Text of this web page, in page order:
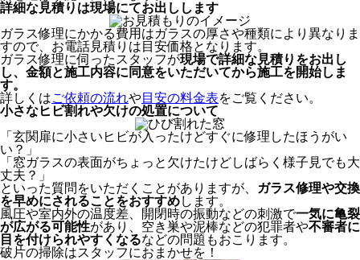
詳細な見積りは現場にてお出しします
ガラス修理にかかる費用はガラスの厚さや種類により異なりま
すので、お電話見積りは目安価格となります。
ガラス修理に伺ったスタッフが現場で詳細な見積りをお出し
し、 金額と施工内容に同意をいただいてから施工を開始しま
す。
詳しくはご依頼の流れや目安の料金表をご覧ください。
小さなヒビ割れや欠けの処置について
「玄関扉に小さいヒビが入ったけどすぐに修理したほうがい
い？」
「窓ガラスの表面がちょっと欠けたけどしばらく様子見でも大
丈夫？」
といった質問をいただくことがありますが、
ガラス修理や交換
を早めにされることをおすすめします。
風圧や室内外の温度差、開閉時の振動などの刺激で一気に亀裂
が広がる可能性があり、空き巣や泥棒などの犯罪者や不審者に
目を付けられやすくなるなどの問題もおこります。
破片の掃除はスタッフにおまかせを！